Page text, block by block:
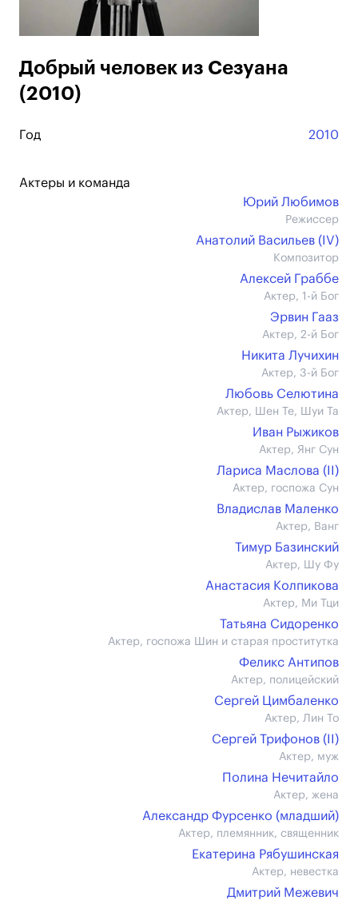
Добрый человек из Сезуана
(2010)
Год 2010
Актеры и команда
Юрий Любимов
Режиссер
Анатолий Васильев (IV)
Композитор
Алексей Граббе
Актер, 1-й Бог
Эрвин Гааз
Актер, 2-й Бог
Никита Лучихин
Актер, 3-й Бог
Любовь Селютина
Актер, Шен Те, Шуи Та
Иван Рыжиков
Актер, Янг Сун
Лариса Маслова (II)
Актер, госпожа Сун
Владислав Маленко
Актер, Ванг
Тимур Базинский
Актер, Шу Фу
Анастасия Колпикова
Актер, Ми Тци
Татьяна Сидоренко
Актер, госпожа Шин и старая проститутка
Феликс Антипов
Актер, полицейский
Сергей Цимбаленко
Актер, Лин То
Сергей Трифонов (II)
Актер, муж
Полина Нечитайло
Актер, жена
Александр Фурсенко (младший)
Актер, племянник, священник
Екатерина Рябушинская
Актер, невестка
Дмитрий Межевич